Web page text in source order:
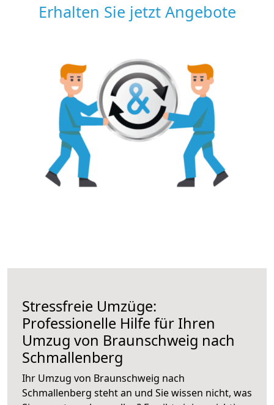
Erhalten Sie jetzt Angebote
Stressfreie Umzüge:
Professionelle Hilfe für Ihren
Umzug von Braunschweig nach
Schmallenberg
Ihr Umzug von Braunschweig nach
Schmallenberg steht an und Sie wissen nicht, was